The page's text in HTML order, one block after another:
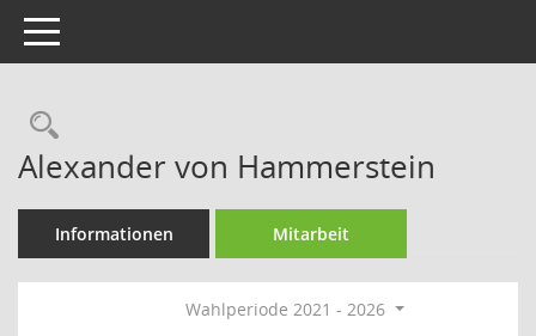
Toggle navigation
Rechercheauswahl
Alexander von Hammerstein
Informationen Mitarbeit
Wahlperiode 2021 - 2026